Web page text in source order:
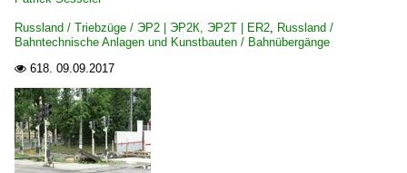
Russland / Triebzüge / ЭР2 | ЭР2К, ЭР2T | ER2, Russland /
Bahntechnische Anlagen und Kunstbauten / Bahnübergänge
 618. 09.09.2017